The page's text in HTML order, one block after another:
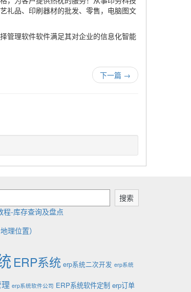
礼品、印刷器材的批发、零售，电脑图文
管理软件软件满足其对企业的信息化智能
下一篇 →
搜索
程-库存查询及盘点
理位置）
ERP系统 erp系统二次开发 erp系统
erp系统软件公司 ERP系统软件定制 erp订单